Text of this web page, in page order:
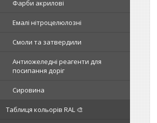
Фарби акрилові
Емалі нітроцелюлозні
Смоли та затвердили
Антиожеледні реагенти для
посипання доріг
Сировина
Таблиця кольорів RAL 🎨